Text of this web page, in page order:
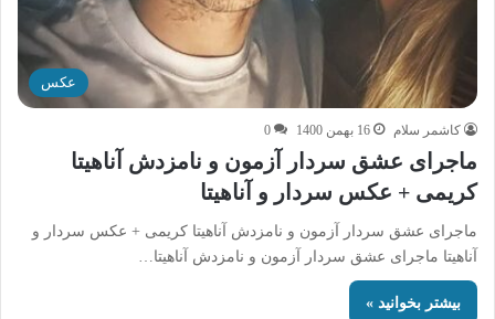
عکس
کاشمر سلام 16 بهمن 1400 0
ماجرای عشق سردار آزمون و نامزدش آناهیتا
کریمی + عکس سردار و آناهیتا
ماجرای عشق سردار آزمون و نامزدش آناهیتا کریمی + عکس سردار و
آناهیتا ماجرای عشق سردار آزمون و نامزدش آناهیتا…
بیشتر بخوانید »